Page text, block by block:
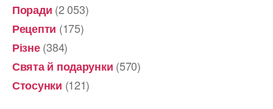
Поради (2 053)
Рецепти (175)
Різне(384)
Свята й подарунки (570)
Стосунки (121)